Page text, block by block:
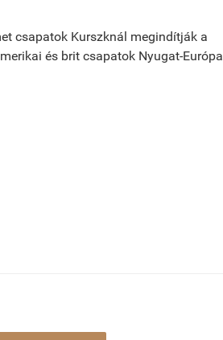
csapatok Kurszknál megindítják a
és brit csapatok Nyugat-Európa